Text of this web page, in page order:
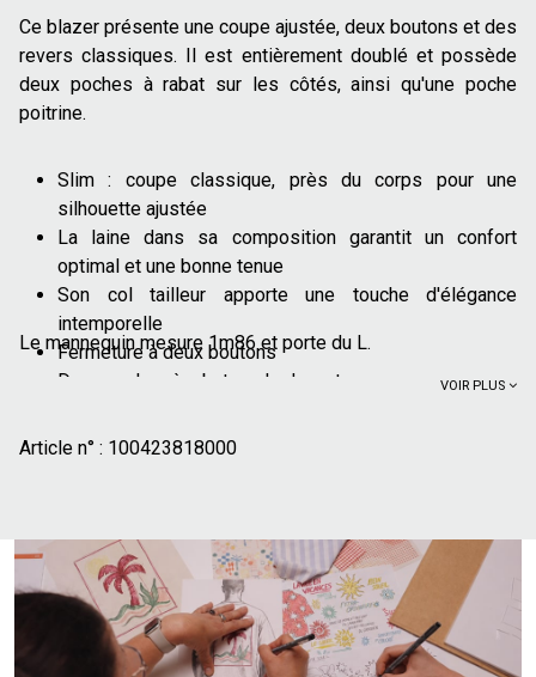
Ce blazer présente une coupe ajustée, deux boutons et des
revers classiques. Il est entièrement doublé et possède
deux poches à rabat sur les côtés, ainsi qu'une poche
poitrine.
Slim : coupe classique, près du corps pour une
silhouette ajustée
La laine dans sa composition garantit un confort
optimal et une bonne tenue
Son col tailleur apporte une touche d'élégance
intemporelle
Fermeture à deux boutons
Deux poches à rabat sur le devant
Bas de manches boutonnés
boutonnées
Doublure fantaisie pour un fini soigné
Les poches peuvent être décousues
Le mannequin mesure 1m86 et porte du L.
VOIR PLUS
Article n° : 100423818000